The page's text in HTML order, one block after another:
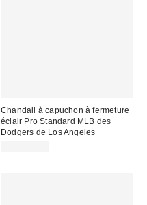
Chandail à capuchon à fermeture
éclair Pro Standard MLB des
Dodgers de Los Angeles